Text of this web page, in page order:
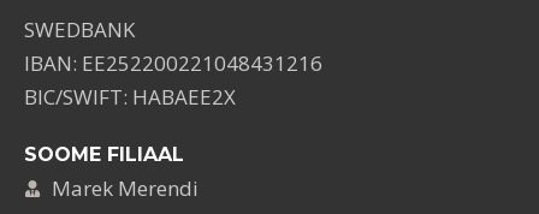
SWEDBANK
IBAN: EE252200221048431216
BIC/SWIFT: HABAEE2X
SOOME FILIAAL
Marek Merendi